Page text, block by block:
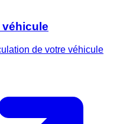
de votre véhicule